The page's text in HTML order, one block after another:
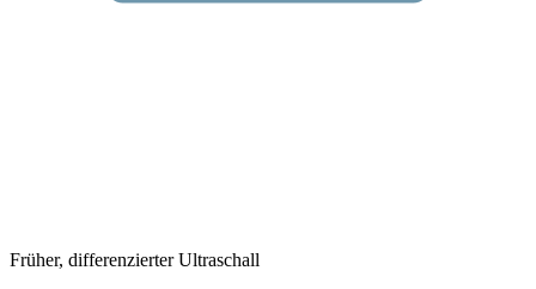
Früher, differenzierter Ultraschall